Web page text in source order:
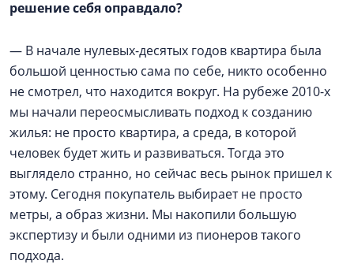
решение себя оправдало?
— В начале нулевых-десятых годов квартира была
большой ценностью сама по себе, никто особенно
не смотрел, что находится вокруг. На рубеже 2010-х
мы начали переосмысливать подход к созданию
жилья: не просто квартира, а среда, в которой
человек будет жить и развиваться. Тогда это
выглядело странно, но сейчас весь рынок пришел к
этому. Сегодня покупатель выбирает не просто
метры, а образ жизни. Мы накопили большую
экспертизу и были одними из пионеров такого
подхода.